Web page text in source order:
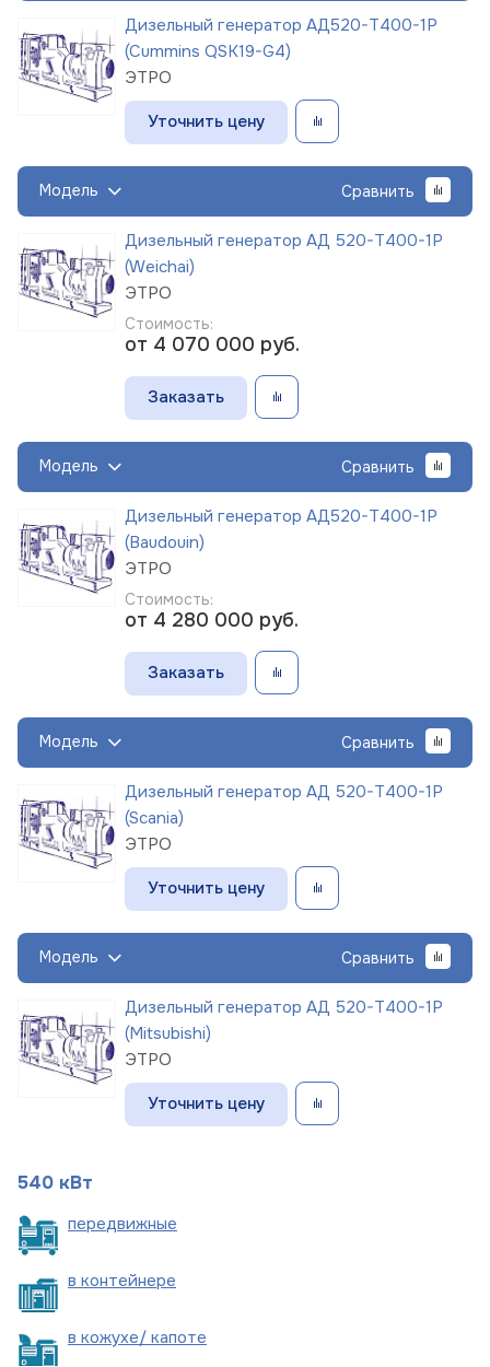
Дизельный генератор АД520-Т400-1Р
(Cummins QSK19-G4)
ЭТРО
Уточнить цену
Модель Сравнить
Дизельный генератор АД 520-Т400-1Р
(Weichai)
ЭТРО
Стоимость:
от 4 070 000 руб.
Заказать
Модель Сравнить
Дизельный генератор АД520-Т400-1Р
(Baudouin)
ЭТРО
Стоимость:
от 4 280 000 руб.
Заказать
Модель Сравнить
Дизельный генератор АД 520-Т400-1Р
(Scania)
ЭТРО
Уточнить цену
Модель Сравнить
Дизельный генератор АД 520-Т400-1Р
(Mitsubishi)
ЭТРО
Уточнить цену
540 кВт
передвижные
в контейнере
в кожухе/ капоте